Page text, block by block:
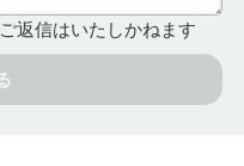
返信はいたしかねます